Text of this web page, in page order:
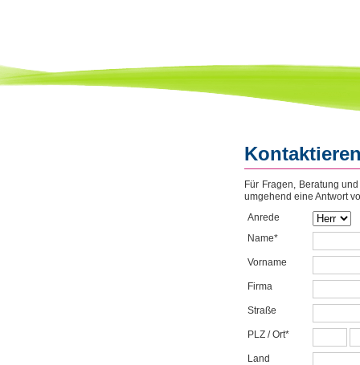
Für Fragen, Beratung
umgehend eine Antwort
Anrede
Name*
Vorname
Firma
Straße
PLZ / Ort*
Land